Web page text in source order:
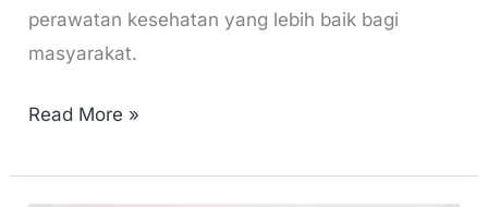
perawatan kesehatan yang lebih baik bagi
masyarakat.
Read More »